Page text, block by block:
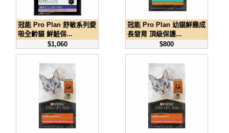
冠能 Pro Plan 舒敏系列愛
吸全齡貓 鮮鮭保...
$1,060
冠能 Pro Plan 幼貓鮮雞成
長發育 頂級保護...
$800